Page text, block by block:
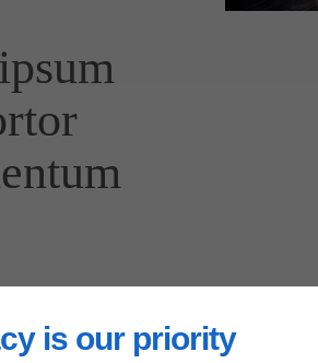
is our priority
elit. Proin vel
tortor